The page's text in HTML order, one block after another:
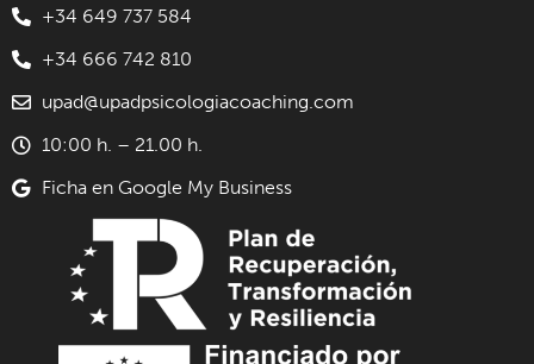
+34 649 737 584
+34 666 742 810
upad@upadpsicologiacoaching.com
10:00 h. – 21.00 h.
Ficha en Google My Business